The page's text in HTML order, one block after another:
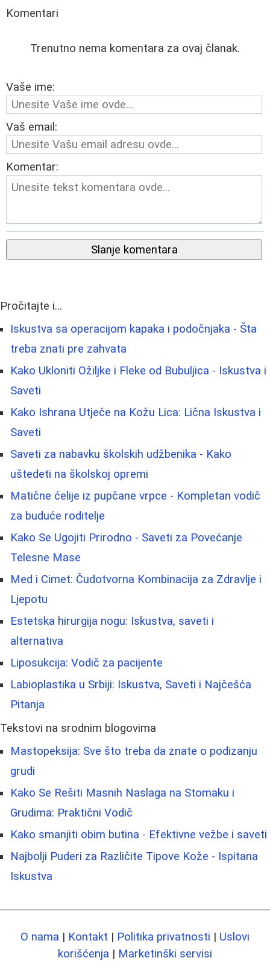
Komentari
Trenutno nema komentara za ovaj članak.
Vaše ime:
Vaš email:
Komentar:
Slanje komentara
Pročitajte i...
Iskustva sa operacijom kapaka i podočnjaka - Šta
treba znati pre zahvata
Kako Ukloniti Ožiljke i Fleke od Bubuljica - Iskustva i
Saveti
Kako Ishrana Utječe na Kožu Lica: Lična Iskustva i
Saveti
Saveti za nabavku školskih udžbenika - Kako
uštedeti na školskoj opremi
Matične ćelije iz pupčane vrpce - Kompletan vodič
za buduće roditelje
Kako Se Ugojiti Prirodno - Saveti za Povećanje
Telesne Mase
Med i Cimet: Čudotvorna Kombinacija za Zdravlje i
Ljepotu
Estetska hirurgija nogu: Iskustva, saveti i
alternativa
Liposukcija: Vodič za pacijente
Labioplastika u Srbiji: Iskustva, Saveti i Najčešća
Pitanja
Tekstovi na srodnim blogovima
Mastopeksija: Sve što treba da znate o podizanju
grudi
Kako Se Rešiti Masnih Naslaga na Stomaku i
Grudima: Praktični Vodič
Kako smanjiti obim butina - Efektivne vežbe i saveti
Najbolji Puderi za Različite Tipove Kože - Ispitana
Iskustva
O nama | Kontakt | Politika privatnosti | Uslovi
korišćenja | Marketinški servisi